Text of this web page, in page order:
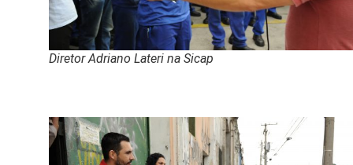
Diretor Adriano Lateri na Sicap